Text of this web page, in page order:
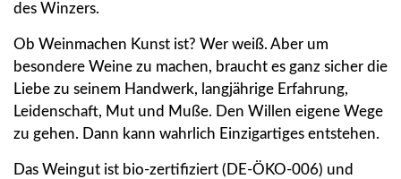
des Winzers.
Ob Weinmachen Kunst ist? Wer weiß. Aber um
besondere Weine zu machen, braucht es ganz sicher die
Liebe zu seinem Handwerk, langjährige Erfahrung,
Leidenschaft, Mut und Muße. Den Willen eigene Wege
zu gehen. Dann kann wahrlich Einzigartiges entstehen.
Das Weingut ist bio-zertifiziert (DE-ÖKO-006) und